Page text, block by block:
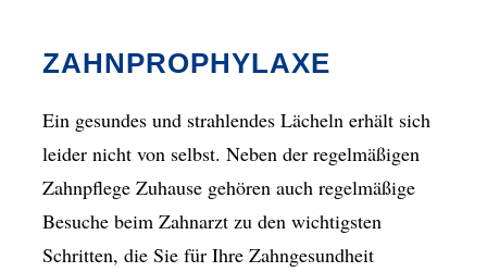
ZAHNPROPHYLAXE
Ein gesundes und strahlendes Lächeln erhält sich
leider nicht von selbst. Neben der regelmäßigen
Zahnpflege Zuhause gehören auch regelmäßige
Besuche beim Zahnarzt zu den wichtigsten
Schritten, die Sie für Ihre Zahngesundheit